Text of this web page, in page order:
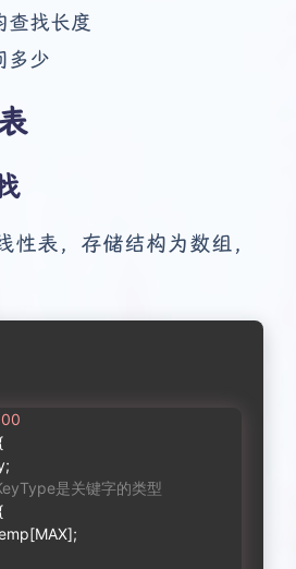
查找长度
多少
性表，存储结构为数组，
是关键字的类型